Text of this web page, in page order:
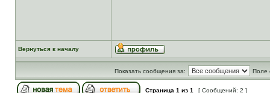
Вернуться к началу
Показать сообщения за: Поле
Страница 1 из 1 [ Сообщений: 2 ]